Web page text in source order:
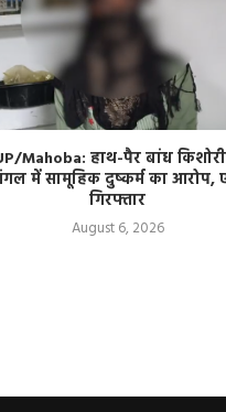
Mahoba: हाथ-पैर बांध
में सामूहिक दुष्कर्म का आरोप,
गिरफ्तार
August 6, 2026